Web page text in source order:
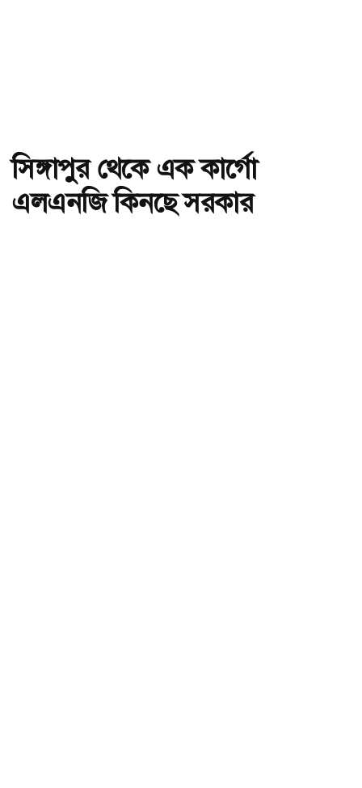
সিঙ্গাপুর থেকে এক কার্গো
এলএনজি কিনছে সরকার